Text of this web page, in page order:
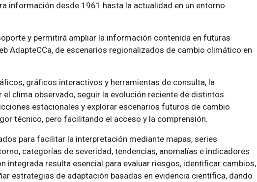
información desde 1961 hasta la actualidad en un entorno
y permitirá ampliar la información contenida en futuras
AdapteCCa, de escenarios regionalizados de cambio climático en
gráficos interactivos y herramientas de consulta, la
clima observado, seguir la evolución reciente de distintos
estacionales y explorar escenarios futuros de cambio
técnico, pero facilitando el acceso y la comprensión.
para facilitar la interpretación mediante mapas, series
categorías de severidad, tendencias, anomalías e indicadores
integrada resulta esencial para evaluar riesgos, identificar cambios,
estrategias de adaptación basadas en evidencia científica, dando